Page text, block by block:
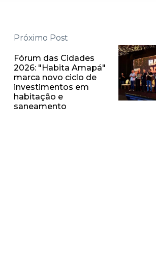
Próximo Post
Fórum das Cidades
2026: "Habita Amapá"
marca novo ciclo de
investimentos em
habitação e
saneamento